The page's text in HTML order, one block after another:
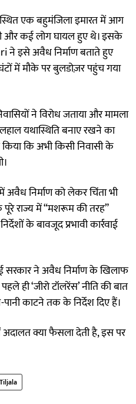
एक बहुमंजिला इमारत में आग
और कई लोग घायल हुए थे। इसके
ने इसे अवैध निर्माण बताते हुए
में मौके पर बुलडोज़र पहुंच गया
ने विरोध जताया और मामला
यथास्थिति बनाए रखने का
किया कि अभी किसी निवासी के
अवैध निर्माण को लेकर चिंता भी
पूरे राज्य में “मशरूम की तरह”
के बावजूद प्रभावी कार्रवाई
सरकार ने अवैध निर्माण के खिलाफ
ही ‘जीरो टॉलरेंस’ नीति की बात
काटने तक के निर्देश दिए हैं।
क्या फैसला देती है, इस पर
Tiljala